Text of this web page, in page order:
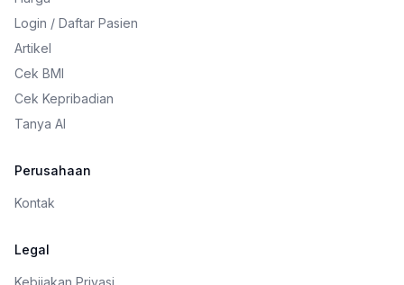
Login / Daftar Pasien
Artikel
Cek BMI
Cek Kepribadian
Tanya AI
Perusahaan
Kontak
Legal
Kebijakan Privasi